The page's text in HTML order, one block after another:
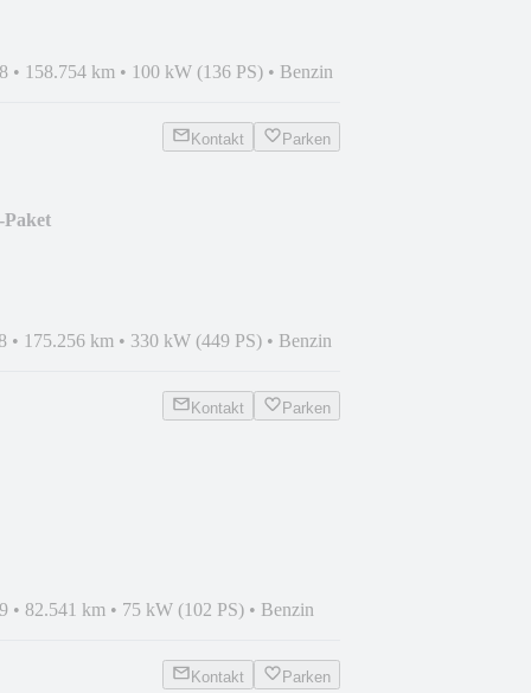
• 158.754 km • 100 kW (136 PS) • Benzin
Kontakt Parken
• 175.256 km • 330 kW (449 PS) • Benzin
Kontakt Parken
• 82.541 km • 75 kW (102 PS) • Benzin
Kontakt Parken